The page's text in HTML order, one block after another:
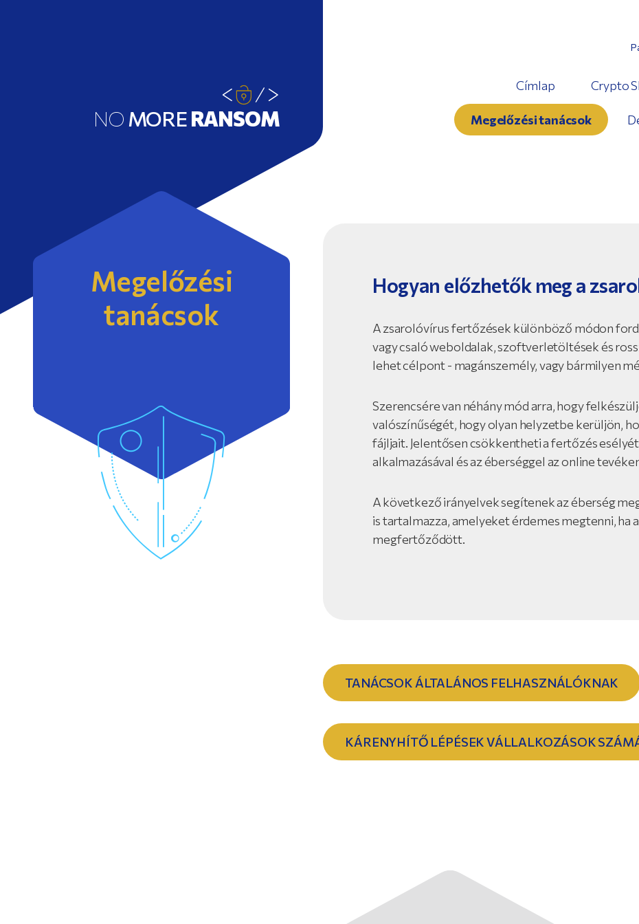
NO MORERANSOM
Címlap Crypto
Megelőzési tanácsok
Megelőzési
tanácsok
Hogyan előzhetők meg a
A zsarolóvírus fertőzések különböző módon
vagy csaló weboldalak, szoftverletöltések és
lehet célpont - magánszemély, vagy bármilyen
Szerencsére van néhány mód arra, hogy
valószínűségét, hogy olyan helyzetbe kerüljön,
fájljait. Jelentősen csökkentheti a fertőzés
alkalmazásával és az éberséggel az online
A következő irányelvek segítenek az éberség
is tartalmazza, amelyeket érdemes megtenni, ha
megfertőződött.
TANÁCSOK ÁLTALÁNOS FELHASZNÁLÓKNAK
KÁRENYHÍTŐ LÉPÉSEK VÁLLALKOZÁSOK